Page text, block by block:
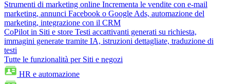
Strumenti di marketing online Incrementa le vendite con e-mail
marketing, annunci Facebook o Google Ads, automazione del
marketing, integrazione con il CRM
CoPilot in Siti e store Testi accattivanti generati su richiesta,
immagini generate tramite IA, istruzioni dettagliate, traduzione di
testi
Tutte le funzionalità per Siti e negozi
HR e automazione